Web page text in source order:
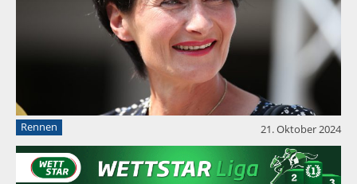
Rennen 21. Oktober 2024